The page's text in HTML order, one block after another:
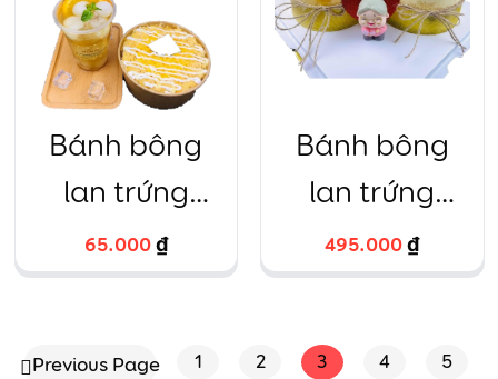
Bánh bông
lan trứng
muối hộp giấy
tròn
65.000₫
Bánh bông
lan trứng
muối kết hợp
Tiramissu
495.000₫
Previous Page 1 2 3 4
5